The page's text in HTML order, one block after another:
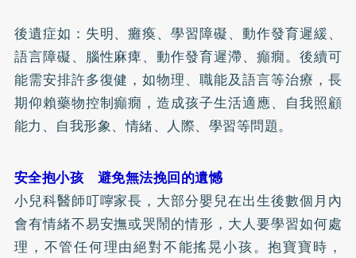
後遺症如：失明、癱瘓、學習障礙、動作發育遲緩、
語言障礙、腦性麻痺、動作發育遲滯、癲癇。後續可
能需安排許多復健，如物理、職能及語言等治療，長
期仰賴藥物控制癲癇，造成孩子生活適應、自我照顧
能力、自我形象、情緒、人際、學習等問題。
安全抱小孩 避免無法挽回的遺憾
小兒科醫師叮嚀家長，大部分嬰兒在出生後數個月內
會有情緒不易安撫或哭鬧的情形，大人要學習如何處
理，不管任何理由絕對不能搖晃小孩。抱寶寶時，